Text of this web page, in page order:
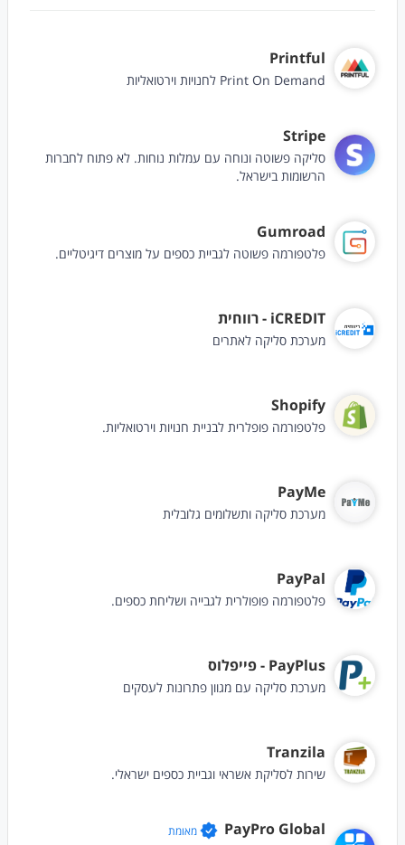
Printful
Print On Demand לחנויות וירטואליות
Stripe
סליקה פשוטה ונוחה עם עמלות נוחות. לא פתוח לחברות
הרשומות בישראל.
Gumroad
פלטפורמה פשוטה לגביית כספים על מוצרים דיגיטליים.
iCREDIT - רווחית
מערכת סליקה לאתרים
Shopify
פלטפורמה פופלרית לבניית חנויות וירטואליות.
PayMe
מערכת סליקה ותשלומים גלובלית
PayPal
פלטפורמה פופולרית לגבייה ושליחת כספים.
PayPlus - פייפלוס
מערכת סליקה עם מגוון פתרונות לעסקים
Tranzila
שירות לסליקת אשראי וגביית כספים ישראלי.
PayPro Global מאומת